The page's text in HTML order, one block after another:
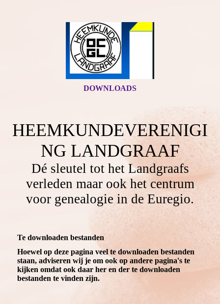
DOWNLOADS
HEEMKUNDEVERENIGI
NG LANDGRAAF
Dé sleutel tot het Landgraafs
verleden maar ook het centrum
voor genealogie in de Euregio.
Te downloaden bestanden
Hoewel op deze pagina veel te downloaden bestanden
staan, adviseren wij je om ook op andere pagina's te
kijken omdat ook daar her en der te downloaden
bestanden te vinden zijn.